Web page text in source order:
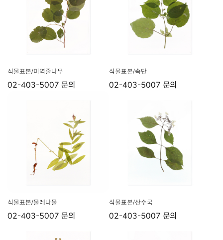
식물표본/미역줄나무
02-403-5007 문의
식물표본/속단
02-403-5007 문의
식물표본/물레나물
02-403-5007 문의
식물표본/산수국
02-403-5007 문의